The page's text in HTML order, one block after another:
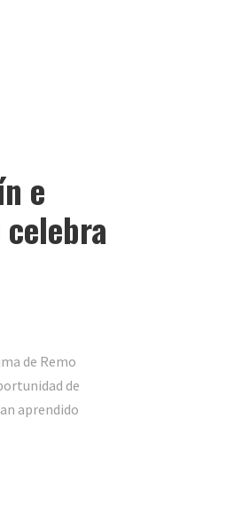
e
de Remo
de
aprendido